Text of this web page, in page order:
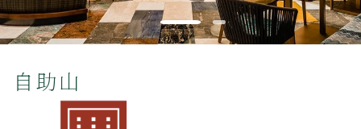
自助山